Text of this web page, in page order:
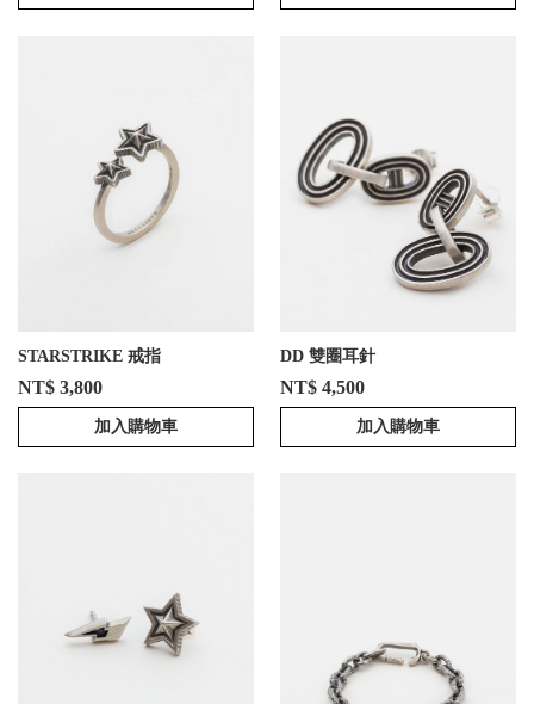
STARSTRIKE 戒指
NT$ 3,800
加入購物車
DD 雙圈耳針
NT$ 4,500
加入購物車